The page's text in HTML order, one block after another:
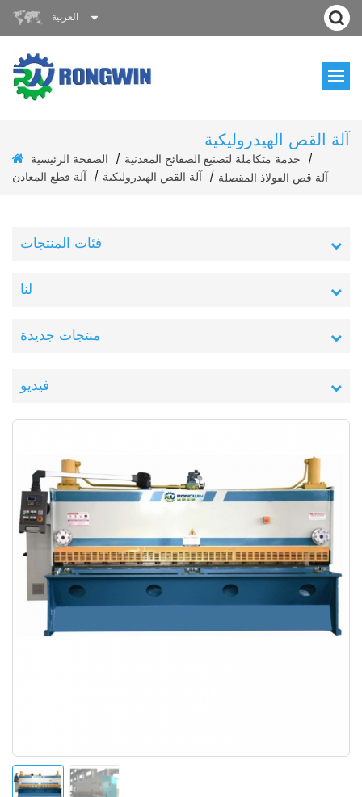
العربية
آلة القص الهيدروليكية
الصفحة الرئيسية / خدمة متكاملة لتصنيع الصفائح المعدنية /
آلة قطع المعادن / آلة القص الهيدروليكية / آلة قص الفولاذ المقصلة
فئات المنتجات
لنا
منتجات جديدة
فيديو